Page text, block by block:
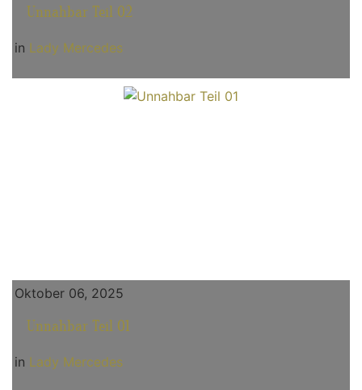
Unnahbar Teil 02
in Lady Mercedes
Oktober 06, 2025
Unnahbar Teil 01
in Lady Mercedes